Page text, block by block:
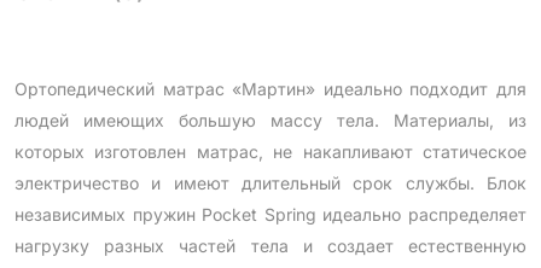
Ортопедический матрас «Мартин» идеально подходит для
людей имеющих большую массу тела. Материалы, из
которых изготовлен матрас, не накапливают статическое
электричество и имеют длительный срок службы. Блок
независимых пружин Pocket Spring идеально распределяет
нагрузку разных частей тела и создает естественную